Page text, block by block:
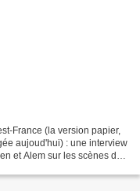
France (la version papier,
aujoud'hui) : une interview
et Alem sur les scènes des